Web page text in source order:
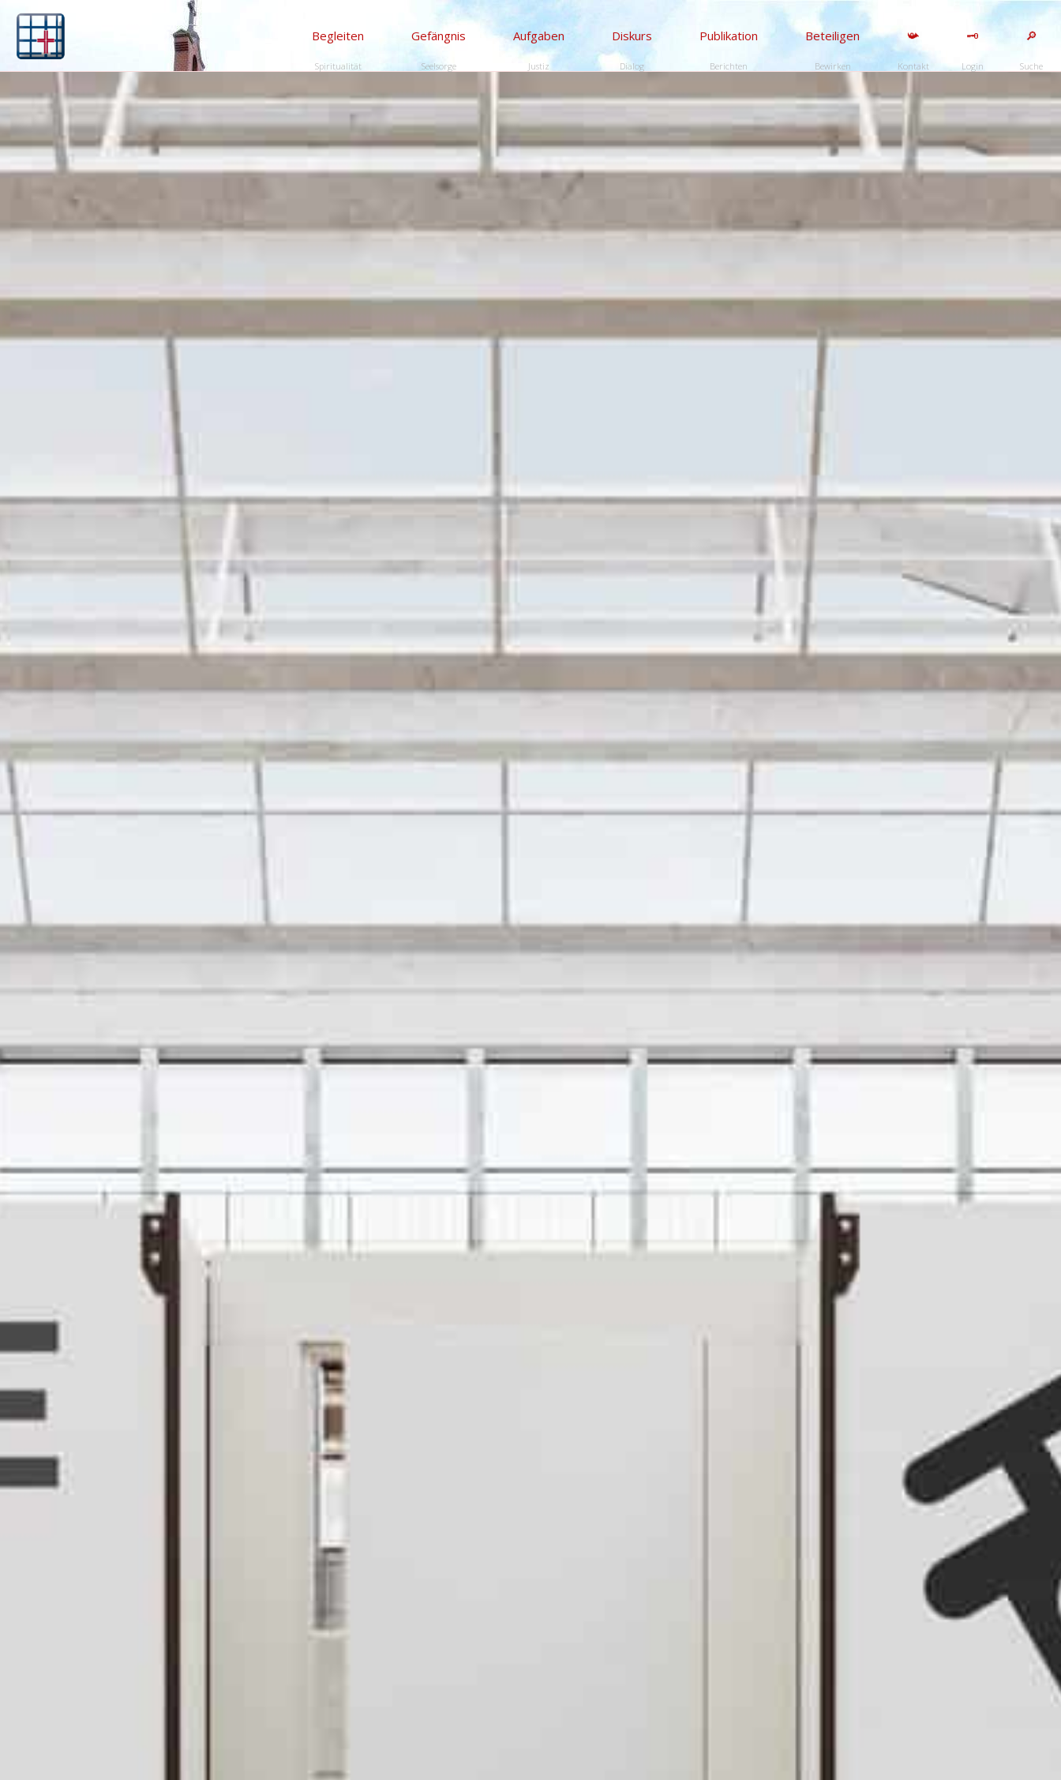
Begleiten
Spiritualität
Gefängnis
Seelsorge
Aufgaben
Justiz
Diskurs
Dialog
Publikation
Berichten
Beteiligen
Bewirken
📯
Kontakt
🗝️
Login
🔎
Suche